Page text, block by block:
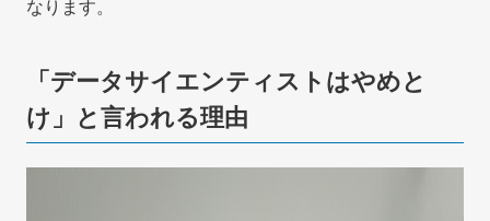
なります。
「データサイエンティストはやめと
け」と言われる理由